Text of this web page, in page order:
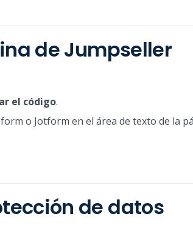
de Jumpseller
el código.
o Jotform en el área de texto de la
de datos